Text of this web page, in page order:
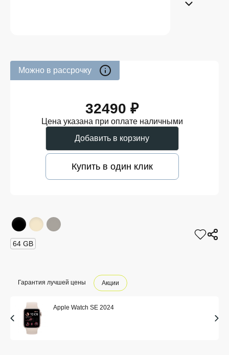
Можно в рассрочку
32490 ₽
Цена указана при оплате наличными
Добавить в корзину
Купить в один клик
64 GB
Гарантия лучшей цены Акции
Apple Watch SE 2024